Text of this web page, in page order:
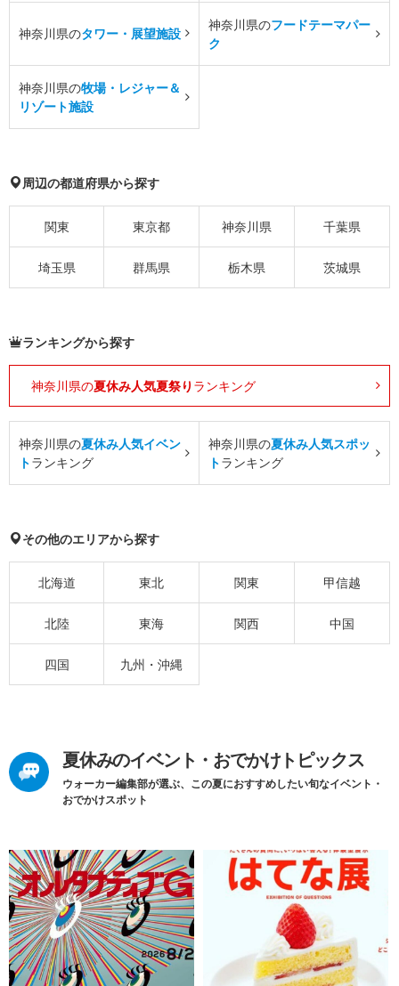
神奈川県のタワー・展望施設
神奈川県のフードテーマパー
ク
神奈川県の牧場・レジャー＆
リゾート施設
周辺の都道府県から探す
関東 東京都 神奈川県 千葉県
埼玉県 群馬県 栃木県 茨城県
ランキングから探す
神奈川県の夏休み人気夏祭り ランキング
神奈川県の夏休み人気イベン
トランキング
神奈川県の夏休み人気スポッ
トランキング
その他のエリアから探す
北海道 東北 関東 甲信越
北陸 東海 関西 中国
四国 九州・沖縄
夏休みのイベント・おでかけトピックス
ウォーカー編集部が選ぶ、この夏におすすめしたい旬なイベント・
おでかけスポット